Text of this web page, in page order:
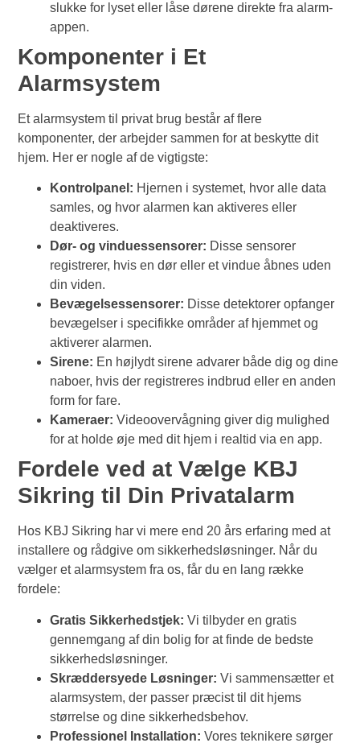
slukke for lyset eller låse dørene direkte fra alarm-
appen.
Komponenter i Et
Alarmsystem
Et alarmsystem til privat brug består af flere
komponenter, der arbejder sammen for at beskytte dit
hjem. Her er nogle af de vigtigste:
Kontrolpanel: Hjernen i systemet, hvor alle data
samles, og hvor alarmen kan aktiveres eller
deaktiveres.
Dør- og vinduessensorer: Disse sensorer
registrerer, hvis en dør eller et vindue åbnes uden
din viden.
Bevægelsessensorer: Disse detektorer opfanger
bevægelser i specifikke områder af hjemmet og
aktiverer alarmen.
Sirene: En højlydt sirene advarer både dig og dine
naboer, hvis der registreres indbrud eller en anden
form for fare.
Kameraer: Videoovervågning giver dig mulighed
for at holde øje med dit hjem i realtid via en app.
Fordele ved at Vælge KBJ
Sikring til Din Privatalarm
Hos KBJ Sikring har vi mere end 20 års erfaring med at
installere og rådgive om sikkerhedsløsninger. Når du
vælger et alarmsystem fra os, får du en lang række
fordele:
Gratis Sikkerhedstjek: Vi tilbyder en gratis
gennemgang af din bolig for at finde de bedste
sikkerhedsløsninger.
Skræddersyede Løsninger:Vi sammensætter et
alarmsystem, der passer præcist til dit hjems
størrelse og dine sikkerhedsbehov.
Professionel Installation:Vores teknikere sørger